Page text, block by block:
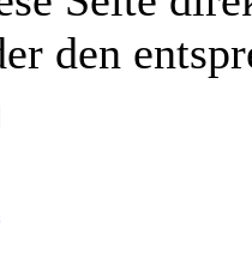
oder wartet
Seite
den